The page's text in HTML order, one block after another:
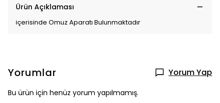
Ürün Açıklaması
içerisinde Omuz Aparatı Bulunmaktadır
Yorumlar Yorum Yap
Bu ürün için henüz yorum yapılmamış.